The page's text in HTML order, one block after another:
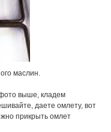
маслин.
фото выше, кладем
даете омлету, вот
прикрыть омлет